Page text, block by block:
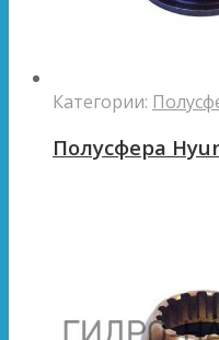
Категории:
Полусфера